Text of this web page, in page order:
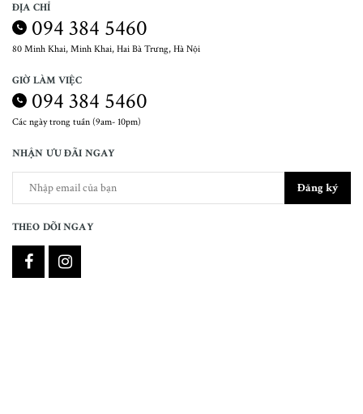
ĐỊA CHỈ
094 384 5460
80 Minh Khai, Minh Khai, Hai Bà Trưng, Hà Nội
GIỜ LÀM VIỆC
094 384 5460
Các ngày trong tuần (9am- 10pm)
NHẬN ƯU ĐÃI NGAY
Đăng ký
THEO DÕI NGAY